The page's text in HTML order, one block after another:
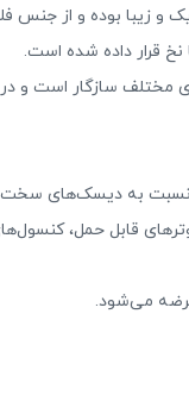
نسبت به دیسک‌های
قابل حمل،
می‌شود.